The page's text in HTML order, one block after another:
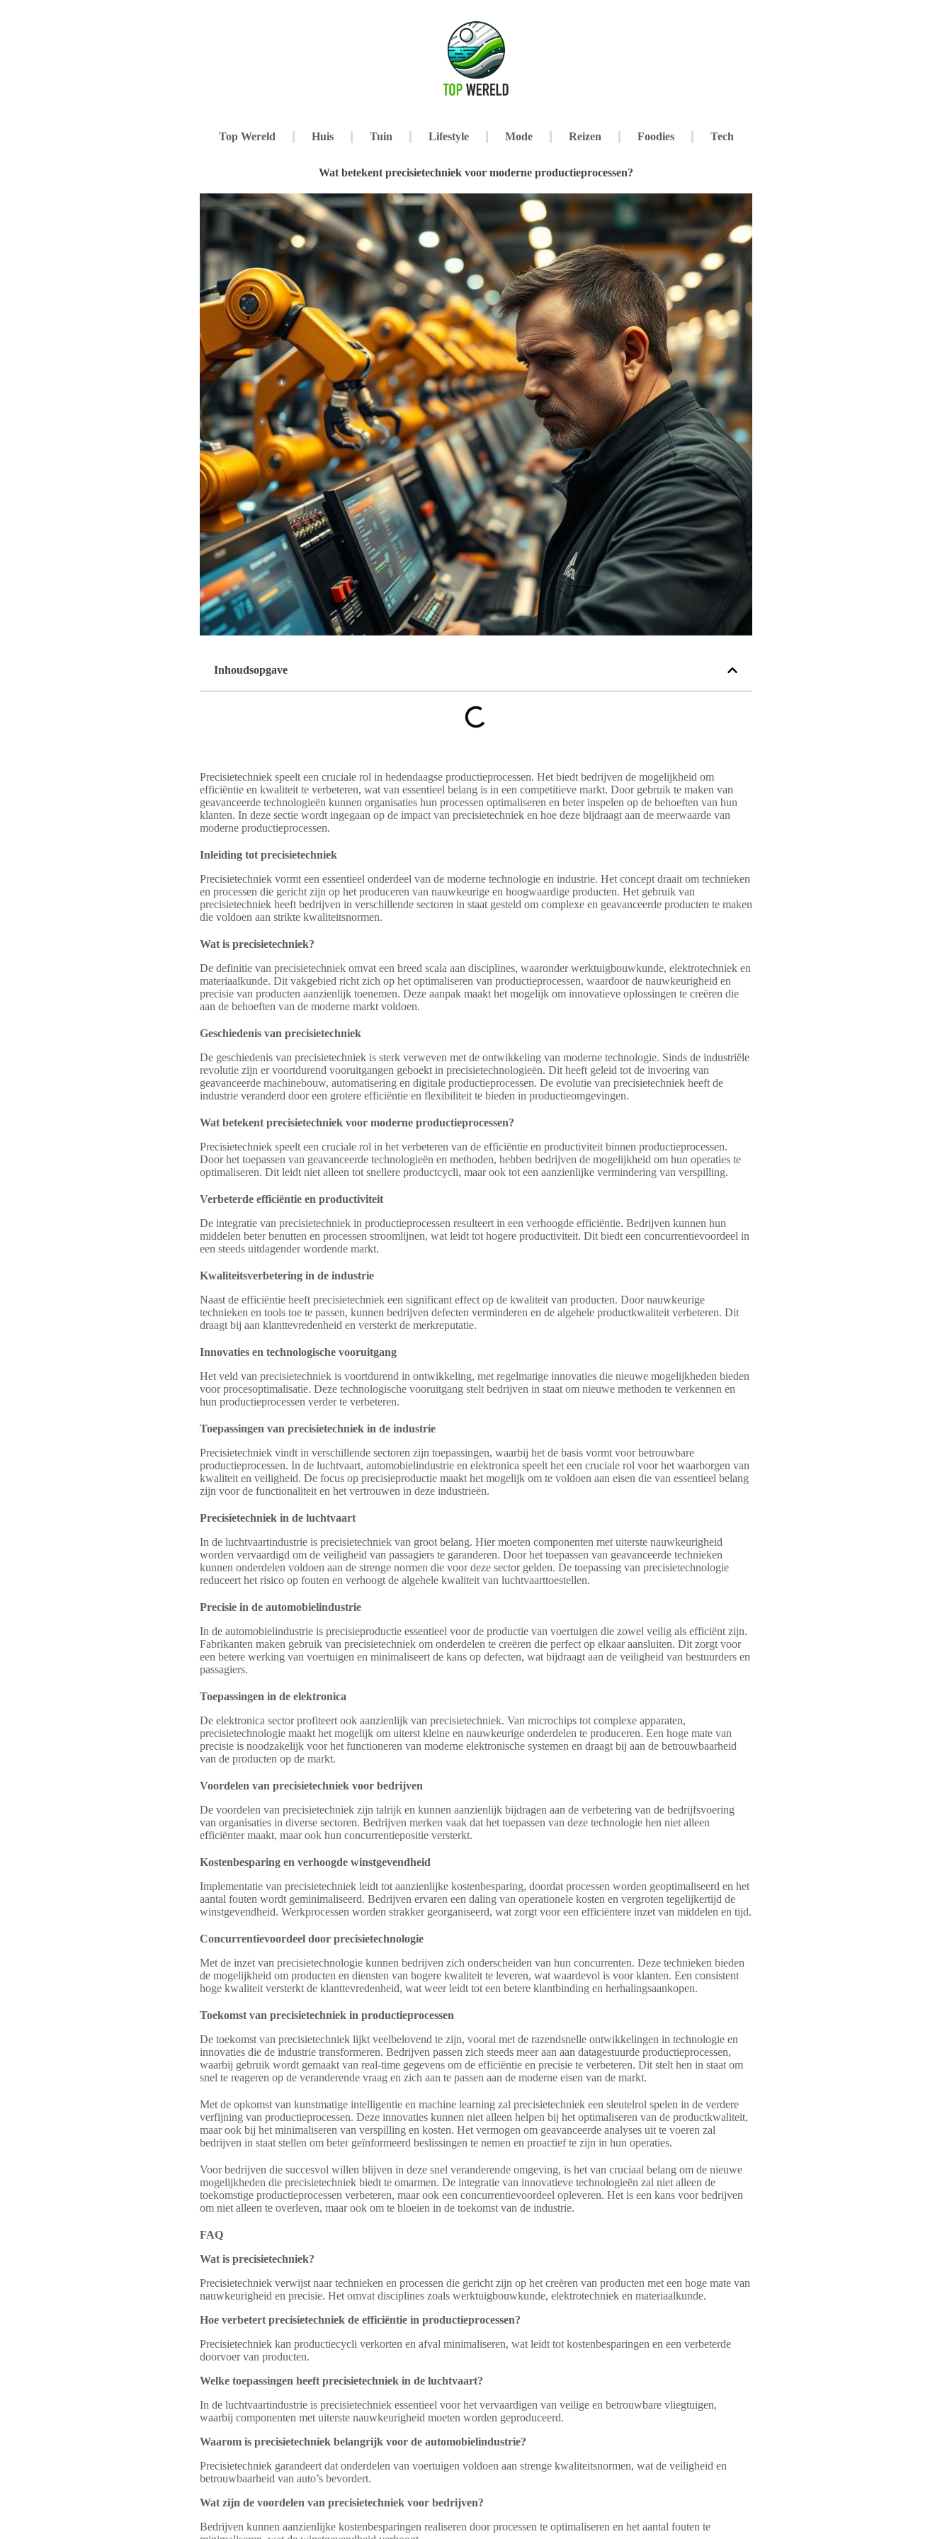
Top Wereld Huis Tuin Lifestyle Mode Reizen Foodies Tech
Wat betekent precisietechniek voor moderne productieprocessen?
Inhoudsopgave
Precisietechniek speelt een cruciale rol in hedendaagse productieprocessen. Het biedt bedrijven de mogelijkheid om
efficiëntie en kwaliteit te verbeteren, wat van essentieel belang is in een competitieve markt. Door gebruik te maken van
geavanceerde technologieën kunnen organisaties hun processen optimaliseren en beter inspelen op de behoeften van hun
klanten. In deze sectie wordt ingegaan op de impact van precisietechniek en hoe deze bijdraagt aan de meerwaarde van
moderne productieprocessen.
Inleiding tot precisietechniek
Precisietechniek vormt een essentieel onderdeel van de moderne technologie en industrie. Het concept draait om technieken
en processen die gericht zijn op het produceren van nauwkeurige en hoogwaardige producten. Het gebruik van
precisietechniek heeft bedrijven in verschillende sectoren in staat gesteld om complexe en geavanceerde producten te maken
die voldoen aan strikte kwaliteitsnormen.
Wat is precisietechniek?
De definitie van precisietechniek omvat een breed scala aan disciplines, waaronder werktuigbouwkunde, elektrotechniek en
materiaalkunde. Dit vakgebied richt zich op het optimaliseren van productieprocessen, waardoor de nauwkeurigheid en
precisie van producten aanzienlijk toenemen. Deze aanpak maakt het mogelijk om innovatieve oplossingen te creëren die
aan de behoeften van de moderne markt voldoen.
Geschiedenis van precisietechniek
De geschiedenis van precisietechniek is sterk verweven met de ontwikkeling van moderne technologie. Sinds de industriële
revolutie zijn er voortdurend vooruitgangen geboekt in precisietechnologieën. Dit heeft geleid tot de invoering van
geavanceerde machinebouw, automatisering en digitale productieprocessen. De evolutie van precisietechniek heeft de
industrie veranderd door een grotere efficiëntie en flexibiliteit te bieden in productieomgevingen.
Wat betekent precisietechniek voor moderne productieprocessen?
Precisietechniek speelt een cruciale rol in het verbeteren van de efficiëntie en productiviteit binnen productieprocessen.
Door het toepassen van geavanceerde technologieën en methoden, hebben bedrijven de mogelijkheid om hun operaties te
optimaliseren. Dit leidt niet alleen tot snellere productcycli, maar ook tot een aanzienlijke vermindering van verspilling.
Verbeterde efficiëntie en productiviteit
De integratie van precisietechniek in productieprocessen resulteert in een verhoogde efficiëntie. Bedrijven kunnen hun
middelen beter benutten en processen stroomlijnen, wat leidt tot hogere productiviteit. Dit biedt een concurrentievoordeel in
een steeds uitdagender wordende markt.
Kwaliteitsverbetering in de industrie
Naast de efficiëntie heeft precisietechniek een significant effect op de kwaliteit van producten. Door nauwkeurige
technieken en tools toe te passen, kunnen bedrijven defecten verminderen en de algehele productkwaliteit verbeteren. Dit
draagt bij aan klanttevredenheid en versterkt de merkreputatie.
Innovaties en technologische vooruitgang
Het veld van precisietechniek is voortdurend in ontwikkeling, met regelmatige innovaties die nieuwe mogelijkheden bieden
voor procesoptimalisatie. Deze technologische vooruitgang stelt bedrijven in staat om nieuwe methoden te verkennen en
hun productieprocessen verder te verbeteren.
Toepassingen van precisietechniek in de industrie
Precisietechniek vindt in verschillende sectoren zijn toepassingen, waarbij het de basis vormt voor betrouwbare
productieprocessen. In de luchtvaart, automobielindustrie en elektronica speelt het een cruciale rol voor het waarborgen van
kwaliteit en veiligheid. De focus op precisieproductie maakt het mogelijk om te voldoen aan eisen die van essentieel belang
zijn voor de functionaliteit en het vertrouwen in deze industrieën.
Precisietechniek in de luchtvaart
In de luchtvaartindustrie is precisietechniek van groot belang. Hier moeten componenten met uiterste nauwkeurigheid
worden vervaardigd om de veiligheid van passagiers te garanderen. Door het toepassen van geavanceerde technieken
kunnen onderdelen voldoen aan de strenge normen die voor deze sector gelden. De toepassing van precisietechnologie
reduceert het risico op fouten en verhoogt de algehele kwaliteit van luchtvaarttoestellen.
Precisie in de automobielindustrie
In de automobielindustrie is precisieproductie essentieel voor de productie van voertuigen die zowel veilig als efficiënt zijn.
Fabrikanten maken gebruik van precisietechniek om onderdelen te creëren die perfect op elkaar aansluiten. Dit zorgt voor
een betere werking van voertuigen en minimaliseert de kans op defecten, wat bijdraagt aan de veiligheid van bestuurders en
passagiers.
Toepassingen in de elektronica
De elektronica sector profiteert ook aanzienlijk van precisietechniek. Van microchips tot complexe apparaten,
precisietechnologie maakt het mogelijk om uiterst kleine en nauwkeurige onderdelen te produceren. Een hoge mate van
precisie is noodzakelijk voor het functioneren van moderne elektronische systemen en draagt bij aan de betrouwbaarheid
van de producten op de markt.
Voordelen van precisietechniek voor bedrijven
De voordelen van precisietechniek zijn talrijk en kunnen aanzienlijk bijdragen aan de verbetering van de bedrijfsvoering
van organisaties in diverse sectoren. Bedrijven merken vaak dat het toepassen van deze technologie hen niet alleen
efficiënter maakt, maar ook hun concurrentiepositie versterkt.
Kostenbesparing en verhoogde winstgevendheid
Implementatie van precisietechniek leidt tot aanzienlijke kostenbesparing, doordat processen worden geoptimaliseerd en het
aantal fouten wordt geminimaliseerd. Bedrijven ervaren een daling van operationele kosten en vergroten tegelijkertijd de
winstgevendheid. Werkprocessen worden strakker georganiseerd, wat zorgt voor een efficiëntere inzet van middelen en tijd.
Concurrentievoordeel door precisietechnologie
Met de inzet van precisietechnologie kunnen bedrijven zich onderscheiden van hun concurrenten. Deze technieken bieden
de mogelijkheid om producten en diensten van hogere kwaliteit te leveren, wat waardevol is voor klanten. Een consistent
hoge kwaliteit versterkt de klanttevredenheid, wat weer leidt tot een betere klantbinding en herhalingsaankopen.
Toekomst van precisietechniek in productieprocessen
De toekomst van precisietechniek lijkt veelbelovend te zijn, vooral met de razendsnelle ontwikkelingen in technologie en
innovaties die de industrie transformeren. Bedrijven passen zich steeds meer aan aan datagestuurde productieprocessen,
waarbij gebruik wordt gemaakt van real-time gegevens om de efficiëntie en precisie te verbeteren. Dit stelt hen in staat om
snel te reageren op de veranderende vraag en zich aan te passen aan de moderne eisen van de markt.
Met de opkomst van kunstmatige intelligentie en machine learning zal precisietechniek een sleutelrol spelen in de verdere
verfijning van productieprocessen. Deze innovaties kunnen niet alleen helpen bij het optimaliseren van de productkwaliteit,
maar ook bij het minimaliseren van verspilling en kosten. Het vermogen om geavanceerde analyses uit te voeren zal
bedrijven in staat stellen om beter geïnformeerd beslissingen te nemen en proactief te zijn in hun operaties.
Voor bedrijven die succesvol willen blijven in deze snel veranderende omgeving, is het van cruciaal belang om de nieuwe
mogelijkheden die precisietechniek biedt te omarmen. De integratie van innovatieve technologieën zal niet alleen de
toekomstige productieprocessen verbeteren, maar ook een concurrentievoordeel opleveren. Het is een kans voor bedrijven
om niet alleen te overleven, maar ook om te bloeien in de toekomst van de industrie.
FAQ
Wat is precisietechniek?
Precisietechniek verwijst naar technieken en processen die gericht zijn op het creëren van producten met een hoge mate van
nauwkeurigheid en precisie. Het omvat disciplines zoals werktuigbouwkunde, elektrotechniek en materiaalkunde.
Hoe verbetert precisietechniek de efficiëntie in productieprocessen?
Precisietechniek kan productiecycli verkorten en afval minimaliseren, wat leidt tot kostenbesparingen en een verbeterde
doorvoer van producten.
Welke toepassingen heeft precisietechniek in de luchtvaart?
In de luchtvaartindustrie is precisietechniek essentieel voor het vervaardigen van veilige en betrouwbare vliegtuigen,
waarbij componenten met uiterste nauwkeurigheid moeten worden geproduceerd.
Waarom is precisietechniek belangrijk voor de automobielindustrie?
Precisietechniek garandeert dat onderdelen van voertuigen voldoen aan strenge kwaliteitsnormen, wat de veiligheid en
betrouwbaarheid van auto’s bevordert.
Wat zijn de voordelen van precisietechniek voor bedrijven?
Bedrijven kunnen aanzienlijke kostenbesparingen realiseren door processen te optimaliseren en het aantal fouten te